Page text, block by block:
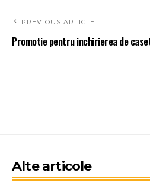
PREVIOUS ARTICLE
Promotie pentru inchirierea de
Alte articole